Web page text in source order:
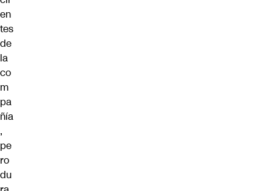
en
tes
de
la
co
m
pa
ñía
,
pe
ro
du